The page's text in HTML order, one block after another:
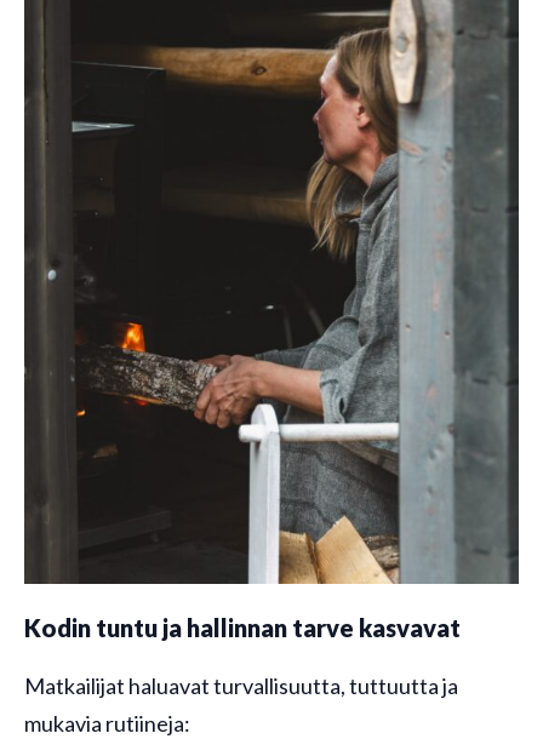
Kodin tuntu ja hallinnan tarve kasvavat
Matkailijat haluavat turvallisuutta, tuttuutta ja
mukavia rutiineja: